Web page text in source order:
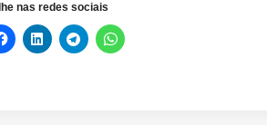
nas redes sociais